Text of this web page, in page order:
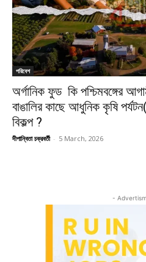
পরিবেশ
অর্গানিক ফুড কি পশ্চিমবঙ্গের
বাঙালির কাছে আধুনিক কৃষি
বিকল্প ?
দীপান্বিতা চক্রবর্তী - 5 March, 2026
-